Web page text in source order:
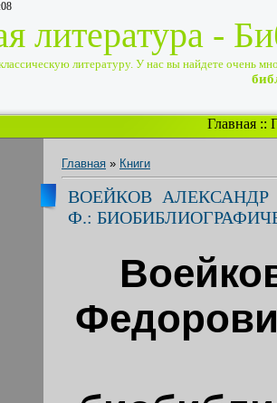
литература -
литературу. У нас вы найдете очень
Главная ::
Главная » Книги
ВОЕЙКОВ
Ф.: